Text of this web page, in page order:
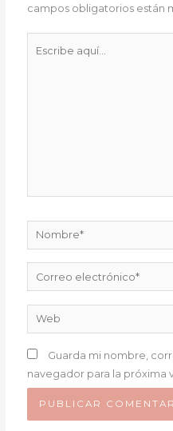
campos obligatorios están
Nombre*
Correo
electrónico*
Web
Guarda mi nombre,
navegador para la próxima